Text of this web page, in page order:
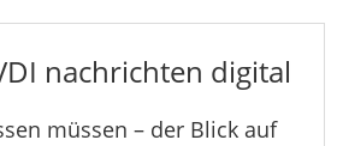
nachrichten digital
müssen – der Blick auf